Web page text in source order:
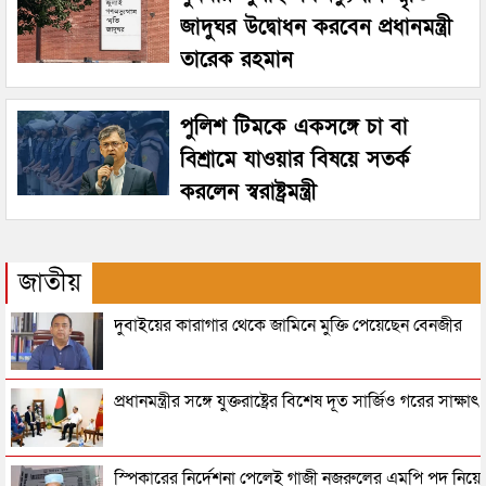
জাদুঘর উদ্বোধন করবেন প্রধানমন্ত্রী
তারেক রহমান
পুলিশ টিমকে একসঙ্গে চা বা
বিশ্রামে যাওয়ার বিষয়ে সতর্ক
করলেন স্বরাষ্ট্রমন্ত্রী
জাতীয়
দুবাইয়ের কারাগার থেকে জামিনে মুক্তি পেয়েছেন বেনজীর
প্রধানমন্ত্রীর সঙ্গে যুক্তরাষ্ট্রের বিশেষ দূত সার্জিও গরের সাক্ষাৎ
স্পিকারের নির্দেশনা পেলেই গাজী নজরুলের এমপি পদ নিয়ে